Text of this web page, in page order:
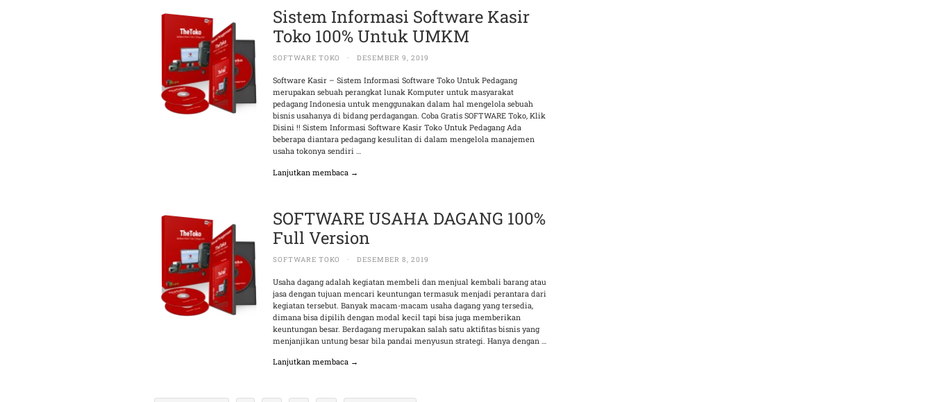
Sistem Informasi Software Kasir
Toko 100% Untuk UMKM
SOFTWARE TOKO · DESEMBER 9, 2019
Software Kasir – Sistem Informasi Software Toko Untuk Pedagang
merupakan sebuah perangkat lunak Komputer untuk masyarakat
pedagang Indonesia untuk menggunakan dalam hal mengelola sebuah
bisnis usahanya di bidang perdagangan. Coba Gratis SOFTWARE Toko, Klik
Disini !! Sistem Informasi Software Kasir Toko Untuk Pedagang Ada
beberapa diantara pedagang kesulitan di dalam mengelola manajemen
usaha tokonya sendiri …
Lanjutkan membaca →
SOFTWARE USAHA DAGANG 100%
Full Version
SOFTWARE TOKO · DESEMBER 8, 2019
Usaha dagang adalah kegiatan membeli dan menjual kembali barang atau
jasa dengan tujuan mencari keuntungan termasuk menjadi perantara dari
kegiatan tersebut. Banyak macam-macam usaha dagang yang tersedia,
dimana bisa dipilih dengan modal kecil tapi bisa juga memberikan
keuntungan besar. Berdagang merupakan salah satu aktifitas bisnis yang
menjanjikan untung besar bila pandai menyusun strategi. Hanya dengan …
Lanjutkan membaca →